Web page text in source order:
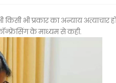
भी प्रकार का अन्याय अत्याचार
कॉन्फ्रेंसिंग के माध्यम से कही.